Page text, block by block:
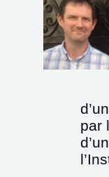
par